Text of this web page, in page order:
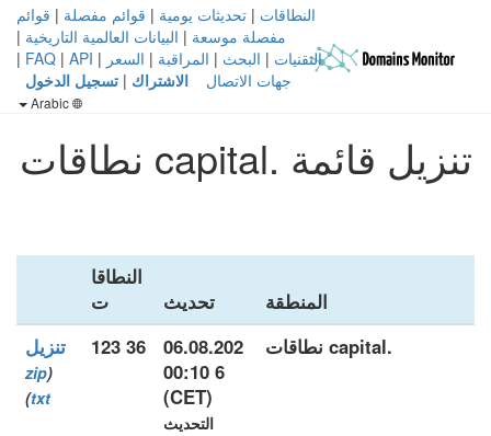
النطاقات | تحديثات يومية | قوائم مفصلة | قوائم
مفصلة موسعة | البيانات العالمية التاريخية |
التقنيات | البحث | المراقبة | السعر |
FAQ | API
|
جهات الاتصال
الاشتراك | تسجيل الدخول
تنزيل قائمة .capital نطاقات
المنطقة تحديث
النطاقا
ت
.capital نطاقات
06.08.202
6 00:10
(CET)
التحديث
36 123 تنزيل
(
zip
txt
)